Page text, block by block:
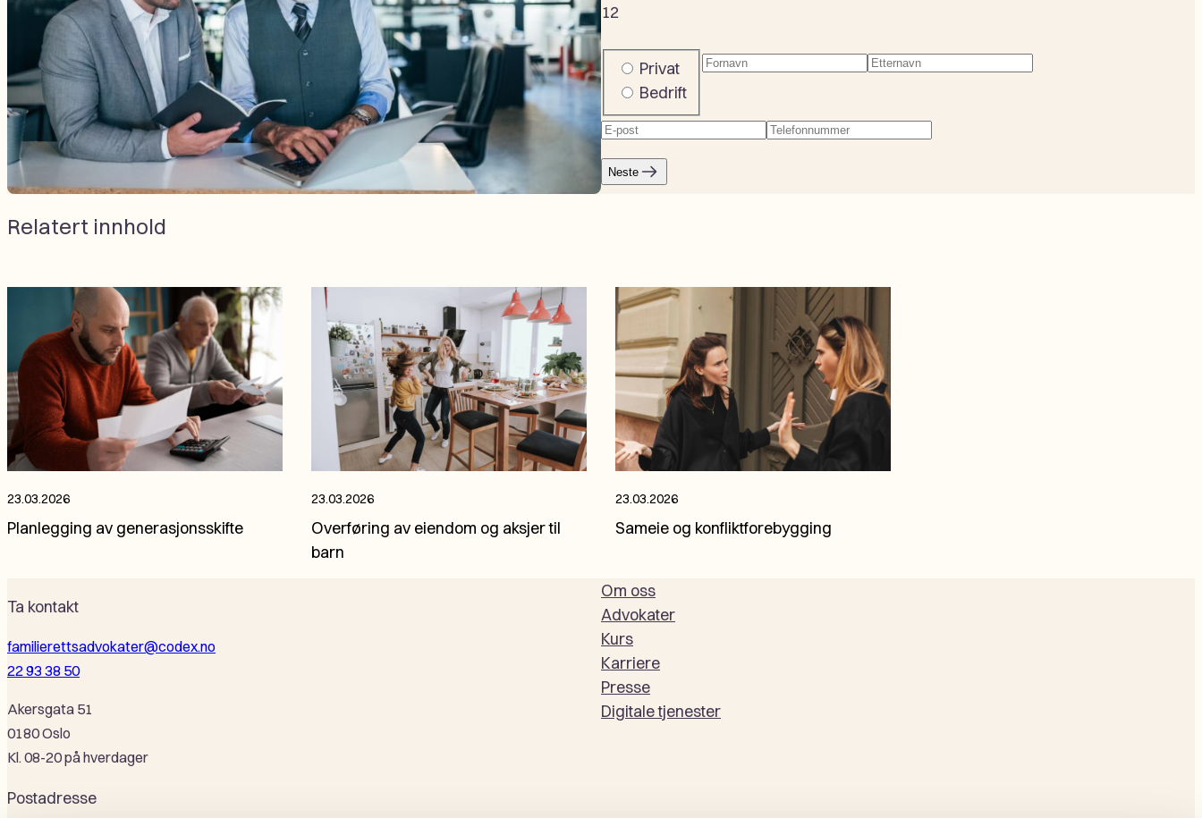
12
Company
or
private
Privat
Bedrift
Fornavn(Påkrevd) Etternavn(Påkrevd)
E-
Telefonnummer(Påkrevd)
Neste
Relatert innhold
23.03.2026
Planlegging av generasjonsskifte
23.03.2026
Overføring av eiendom og aksjer til
barn
23.03.2026
Sameie og konfliktforebygging
Ta kontakt
familierettsadvokater@codex.no
22 93 38 50
Akersgata 51
0180 Oslo
Kl. 08-20 på hverdager
Postadresse
Om oss
Advokater
Kurs
Karriere
Presse
Digitale tjenester